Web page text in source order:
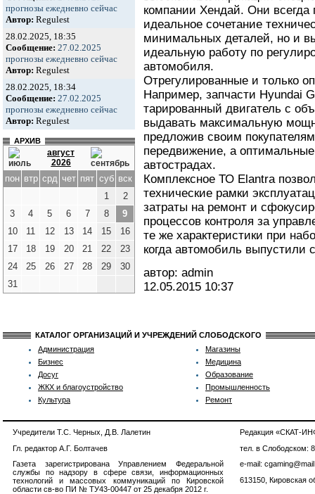
прогнозы ежедневно сейчас
Автор: Regulest
28.02.2025, 18:35
Сообщение: 27.02.2025
прогнозы ежедневно сейчас
Автор: Regulest
28.02.2025, 18:34
Сообщение: 27.02.2025
прогнозы ежедневно сейчас
Автор: Regulest
АРХИВ
август
2026
пон втр срд чет пят суб вск
1
2
3
4 5 6 7 8
9
10
11 12 13 14 15
16
17
18 19 20 21 22
23
24
25 26 27 28 29
30
31
компании Хендай. Они всегда
идеальное сочетание
минимальных деталей, но и
идеальную работу по
автомобиля.
Отрегулированные и только
Например, запчасти Hyundai
тарированный двигатель с
выдавать максимальную
предложив своим
передвижение, а
автострадах.
Комплексное ТО Elantra
технические рамки
затраты на ремонт и
процессов контроля за
те же характеристики при
когда автомобиль выпустили
автор: admin
12.05.2015 10:37
КАТАЛОГ ОРГАНИЗАЦИЙ И УЧРЕЖДЕНИЙ СЛОБОДСКОГО
Администрация
Бизнес
Досуг
ЖКХ и благоустройство
Культура
Магазины
Медицина
Образование
Промышленность
Ремонт
Учредители Т.С. Черных, Д.В. Лалетин
Гл. редактор А.Г. Болтачев
Газета зарегистрирована Управлением Федеральной
службы по надзору в сфере связи, информационных
технологий и массовых коммуникаций по Кировской
области св-во ПИ № ТУ43-00447 от 25 декабря 2012 г.
Редакция «СКАТ-
тел. в Слободском:
e-mail:
613150, Кировская